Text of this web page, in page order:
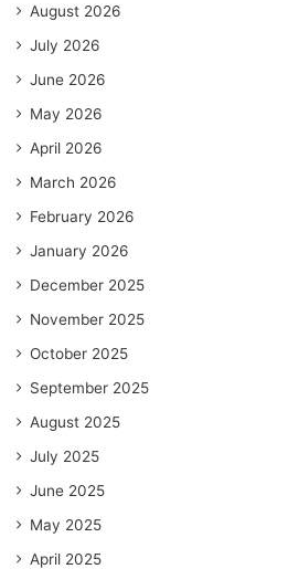
August 2026
July 2026
June 2026
May 2026
April 2026
March 2026
February 2026
January 2026
December 2025
November 2025
October 2025
September 2025
August 2025
July 2025
June 2025
May 2025
April 2025